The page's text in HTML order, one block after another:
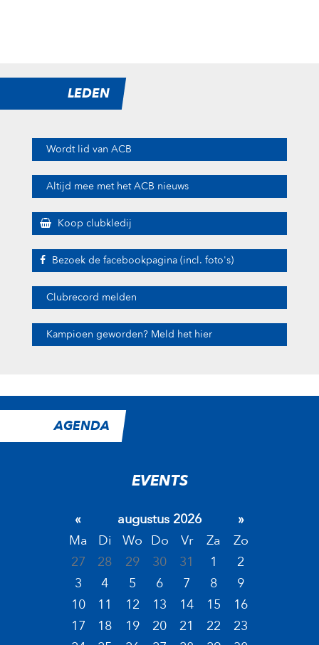
LEDEN
Wordt lid van ACB
Altijd mee met het ACB nieuws
Koop clubkledij
Bezoek de facebookpagina (incl. foto's)
Clubrecord melden
Kampioen geworden? Meld het hier
AGENDA
EVENTS
« augustus 2026
»
Ma
Di Wo Do Vr Za
Zo
27
28 29 30 31 1
2
3
4 5 6 7 8
9
10
11 12 13 14 15
16
17
18 19 20 21 22
23